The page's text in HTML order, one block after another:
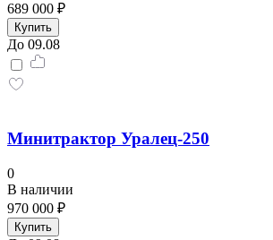
689 000 ₽
Купить
До 09.08
Минитрактор Уралец-250
0
В наличии
970 000 ₽
Купить